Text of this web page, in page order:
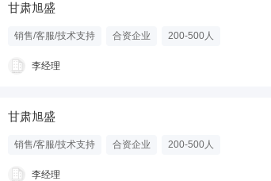
甘肃旭盛
销售/客服/技术支持 合资企业 200-500人
李经理
甘肃旭盛
销售/客服/技术支持 合资企业 200-500人
李经理